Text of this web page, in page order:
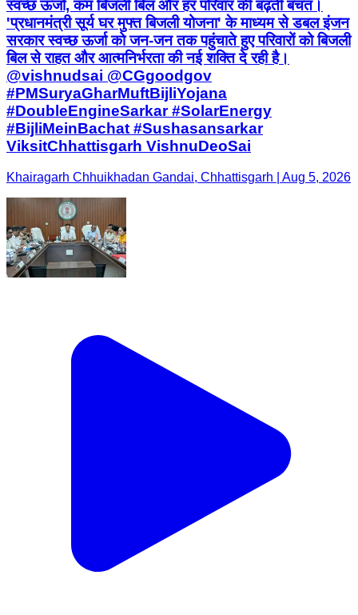
स्वच्छ ऊर्जा, कम बिजली बिल और हर परिवार की बढ़ती बचत।
'प्रधानमंत्री सूर्य घर मुफ्त बिजली योजना' के माध्यम से डबल इंजन
सरकार स्वच्छ ऊर्जा को जन-जन तक पहुंचाते हुए परिवारों को बिजली
बिल से राहत और आत्मनिर्भरता की नई शक्ति दे रही है।
@vishnudsai @CGgoodgov
#PMSuryaGharMuftBijliYojana
#DoubleEngineSarkar #SolarEnergy
#BijliMeinBachat #Sushasansarkar
ViksitChhattisgarh VishnuDeoSai
Khairagarh Chhuikhadan Gandai, Chhattisgarh | Aug 5, 2026